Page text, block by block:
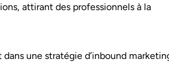
attirant des professionnels à la
une stratégie d’inbound